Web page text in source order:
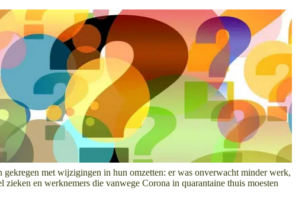
met wijzigingen in hun omzetten: er was onverwacht minder werk,
en werknemers die vanwege Corona in quarantaine thuis moesten